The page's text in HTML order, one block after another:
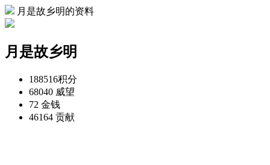
月是故乡明的资料
月是故乡明
188516积分
68040 威望
72 金钱
46164 贡献